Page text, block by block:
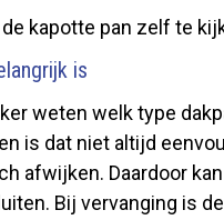
kapotte pan zelf te
is
weten welk type
is dat niet altijd
afwijken. Daardoor
Bij vervanging is